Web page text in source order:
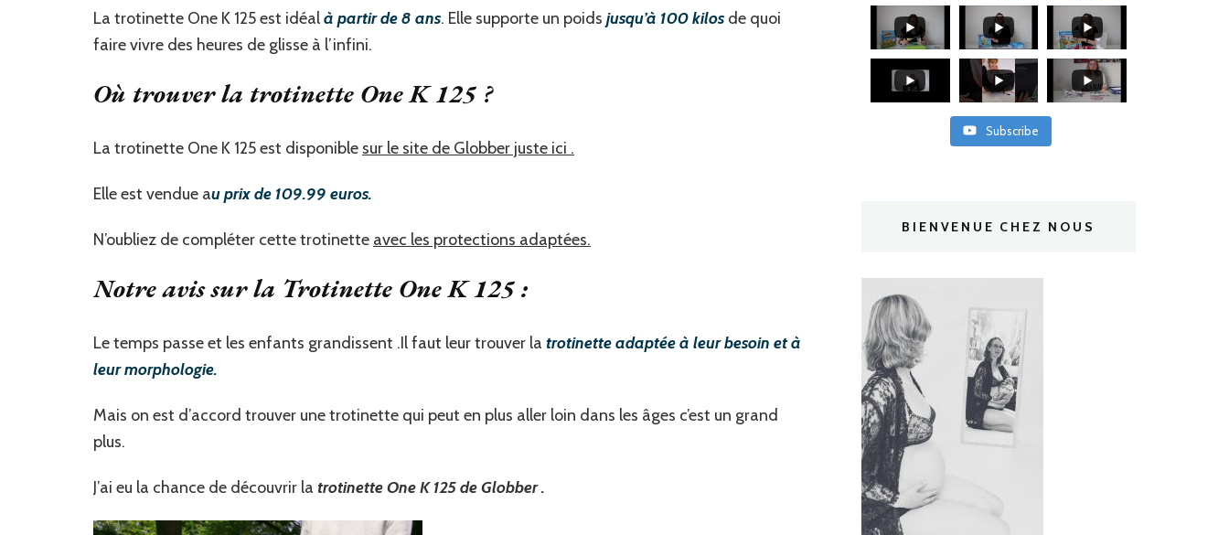
La trotinette One K 125 est idéalà partir de 8 ans. Elle supporte un poids jusqu’à 100 kilos de quoi
faire vivre des heures de glisse à l’infini.
Où trouver la trotinette One K 125 ?
La trotinette One K 125 est disponible sur le site de Globber juste ici .
Elle est vendue au prix de 109.99 euros.
N’oubliez de compléter cette trotinette avec les protections adaptées.
Notre avis sur la Trotinette One K 125 :
Le temps passe et les enfants grandissent .Il faut leur trouver la trotinette adaptée à leur besoin et à
leur morphologie.
Mais on est d’accord trouver une trotinette qui peut en plus aller loin dans les âges c’est un grand
plus.
J’ai eu la chance de découvrir la trotinette One K 125 de Globber .
Subscribe
BIENVENUE CHEZ NOUS